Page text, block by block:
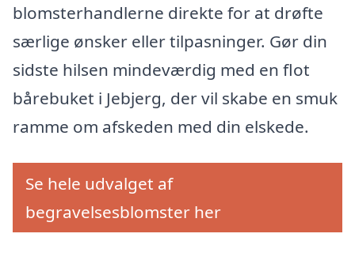
blomsterhandlerne direkte for at drøfte
særlige ønsker eller tilpasninger. Gør din
sidste hilsen mindeværdig med en flot
bårebuket i Jebjerg, der vil skabe en smuk
ramme om afskeden med din elskede.
Se hele udvalget af
begravelsesblomster her